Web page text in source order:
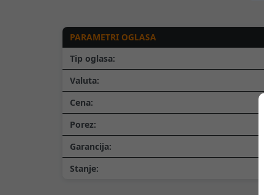
PARAMETRI OGLASA
Tip oglasa:
Valuta:
Cena:
Porez:
Garancija:
Stanje: